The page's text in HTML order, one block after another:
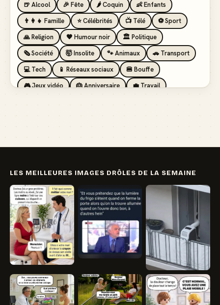
🍺 Alcool
🎉 Fête 🌶️ Coquin
👶 Enfants
👨‍👩‍👧 Famille
⭐ Célébrités 📺 Télé
⚽ Sport
🙏 Religion
🖤 Humour noir
🏛️ Politique
🗞️ Société
🤯 Insolite 🐾 Animaux
🚗 Transport
💻 Tech
📱 Réseaux sociaux
🍔 Bouffe
🎮 Jeux vidéo
🎂 Anniversaire
💼 Travail
LES MEILLEURES IMAGES DRÔLES DE LA SEMAINE